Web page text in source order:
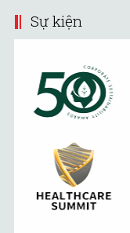
Sự kiện